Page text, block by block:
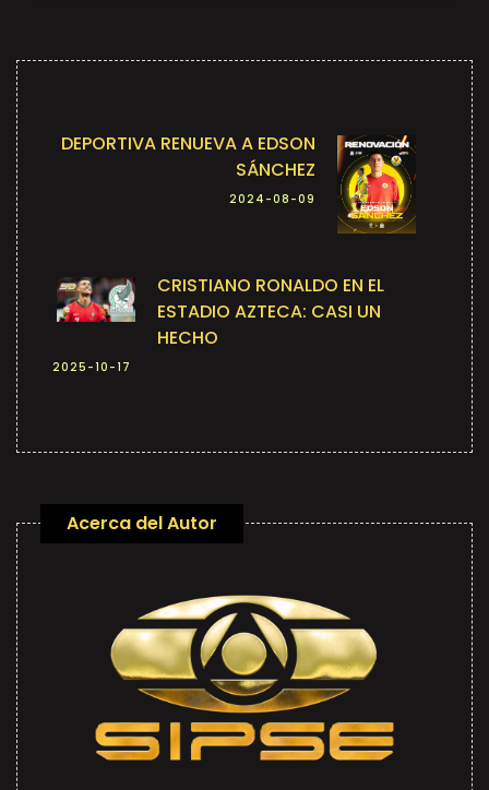
DEPORTIVA RENUEVA A EDSON
SÁNCHEZ
2024-08-09
CRISTIANO RONALDO EN EL
ESTADIO AZTECA: CASI UN
HECHO
2025-10-17
Acerca del Autor